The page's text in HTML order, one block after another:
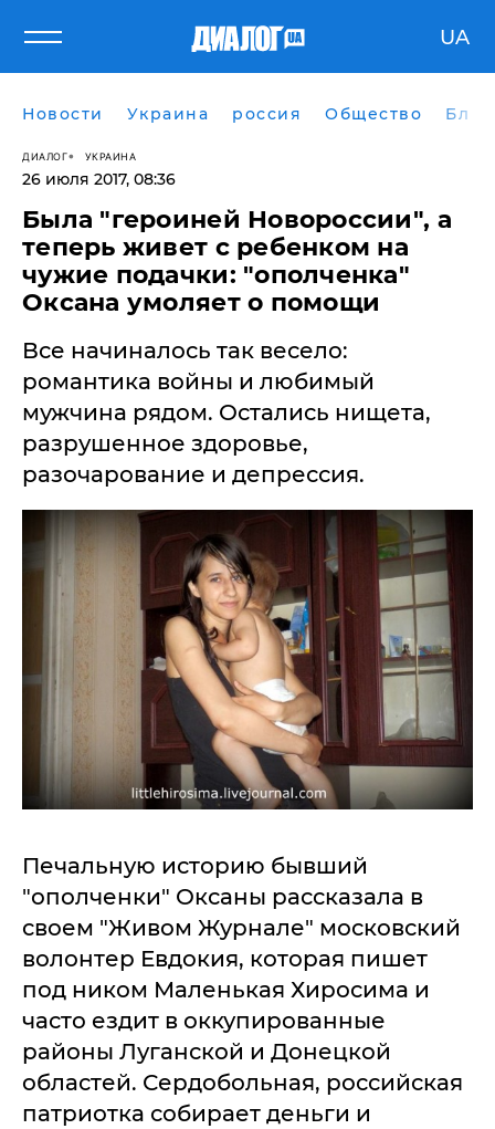
UA
Новости Украина россия Общество
ДИАЛОГ УКРАИНА
26 июля 2017, 08:36
Была "героиней Новороссии", а
теперь живет с ребенком на
чужие подачки: "ополченка"
Оксана умоляет о помощи
Все начиналось так весело:
романтика войны и любимый
мужчина рядом. Остались нищета,
разрушенное здоровье,
разочарование и депрессия.
Печальную историю бывший
"ополченки" Оксаны рассказала в
своем "Живом Журнале" московский
волонтер Евдокия, которая пишет
под ником Маленькая Хиросима и
часто ездит в оккупированные
районы Луганской и Донецкой
областей. Сердобольная, российская
патриотка собирает деньги и